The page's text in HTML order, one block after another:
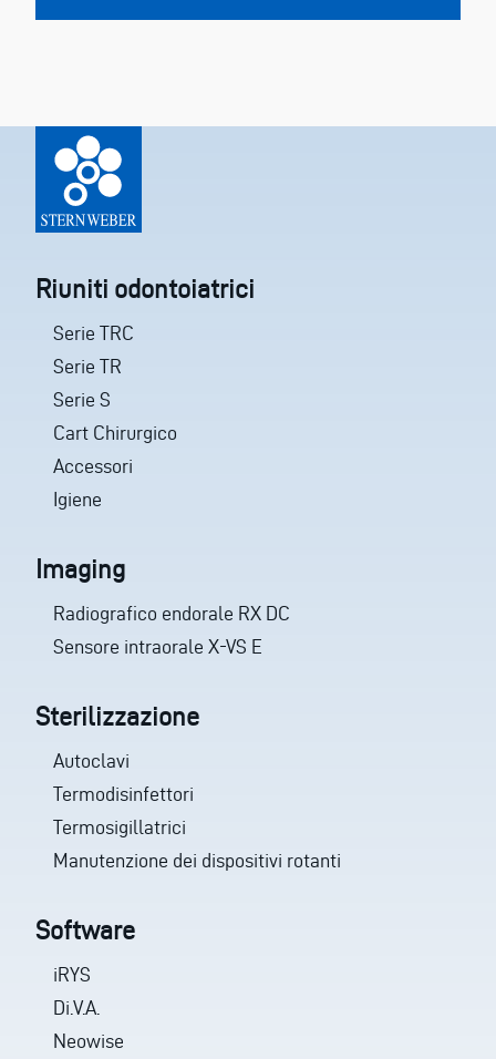
Riuniti odontoiatrici
Serie TRC
Serie TR
Serie S
Cart Chirurgico
Accessori
Igiene
Imaging
Radiografico endorale RX DC
Sensore intraorale X-VS E
Sterilizzazione
Autoclavi
Termodisinfettori
Termosigillatrici
Manutenzione dei dispositivi rotanti
Software
iRYS
Di.V.A.
Neowise